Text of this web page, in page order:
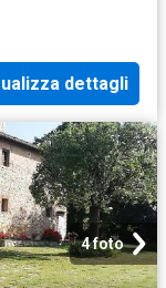
dettagli
4 foto